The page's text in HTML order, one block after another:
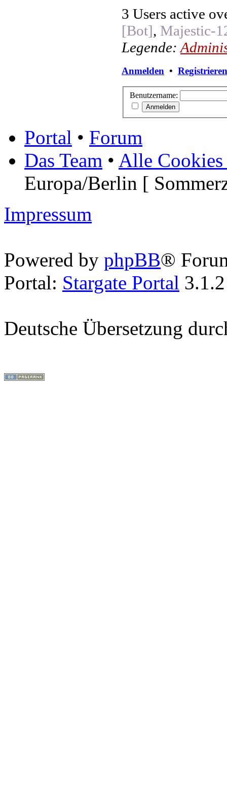
3 Users active
[Bot], Majestic-
Legende:
Anmelden • Registrieren
Benutzername:
Portal • Forum
Das Team • Alle Cookies
Europa/Berlin [
Impressum
Powered by phpBB®
Portal: Stargate Portal
Deutsche Übersetzung